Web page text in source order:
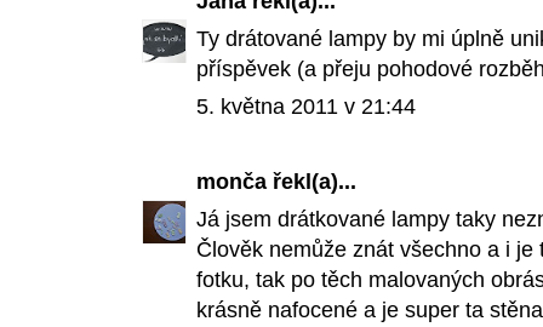
Ty drátované lampy by mi úplně
příspěvek (a přeju pohodové
5. května 2011 v 21:44
monča řekl(a)...
Já jsem drátkované lampy taky
Člověk nemůže znát všechno a i
fotku, tak po těch malovaných
krásně nafocené a je super ta